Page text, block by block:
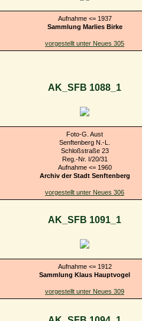
Aufnahme <= 1937
Sammlung Marlies Birke
vorgestellt unter Neues 305
AK_SFB 1088_1
Foto-G. Aust
Senftenberg N.-L.
Schloßstraße 23
Reg.-Nr. I/20/31
Aufnahme <= 1960
Archiv der Stadt Senftenberg
vorgestellt unter Neues 306
AK_SFB 1091_1
Aufnahme <= 1912
Sammlung Klaus Hauptvogel
vorgestellt unter Neues 309